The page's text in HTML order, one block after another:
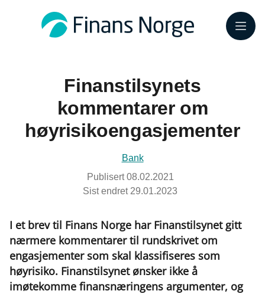
Meny
Finanstilsynets
kommentarer om
høyrisikoengasjementer
Bank
Publisert08.02.2021
Sist endret 29.01.2023
I et brev til Finans Norge har Finanstilsynet gitt
nærmere kommentarer til rundskrivet om
engasjementer som skal klassifiseres som
høyrisiko. Finanstilsynet ønsker ikke å
imøtekomme finansnæringens argumenter, og